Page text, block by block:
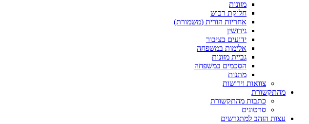
מזונות
חלוקת רכוש
אחריות הורית (משמורת)
גירושין
ידועים בציבור
אלימות במשפחה
גביית מזונות
הסכמים במשפחה
מתנות
צוואות וירושות
מהתקשורת
כתבות מהתקשורת
סרטונים
עצות הזהב למתגרשים